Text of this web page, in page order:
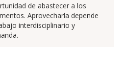
de abastecer a los
Aprovecharla depende
interdisciplinario y